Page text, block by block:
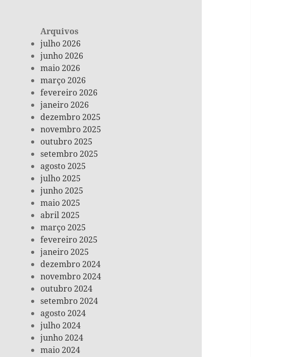
Arquivos
julho 2026
junho 2026
maio 2026
março 2026
fevereiro 2026
janeiro 2026
dezembro 2025
novembro 2025
outubro 2025
setembro 2025
agosto 2025
julho 2025
junho 2025
maio 2025
abril 2025
março 2025
fevereiro 2025
janeiro 2025
dezembro 2024
novembro 2024
outubro 2024
setembro 2024
agosto 2024
julho 2024
junho 2024
maio 2024